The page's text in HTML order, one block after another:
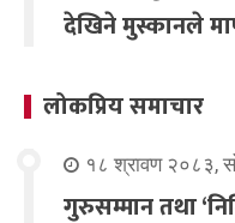
देखिने मुस्कानले
लोकप्रिय समाचार
१८ श्रावण २०८३,
गुरुसम्मान तथा